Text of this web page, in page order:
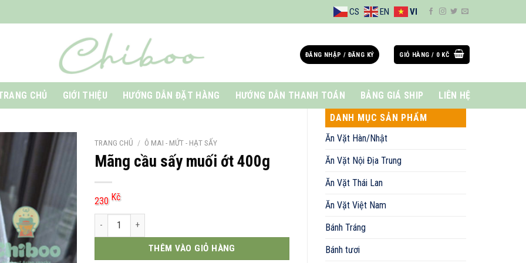
CS EN VI
ĐĂNG NHẬP / ĐĂNG KÝ GIỎ HÀNG / 0 KČ
CHỦ GIỚI THIỆU HƯỚNG DẪN ĐẶT HÀNG HƯỚNG DẪN THANH TOÁN BẢNG GIÁ SHIP
LIÊN HỆ
DANH MỤC SẢN PHẨM
Ăn Vặt Hàn/Nhật
Ăn Vặt Nội Địa Trung
Ăn Vặt Thái Lan
Ăn Vặt Việt Nam
Bánh Tráng
Bánh tươi
TRANG CHỦ / Ô MAI - MỨT - HẠT SẤY
Mãng cầu sấy muối ớt 400g
230 Kč
Mãng cầu sấy muối ớt 400g số lượng
THÊM VÀO GIỎ HÀNG